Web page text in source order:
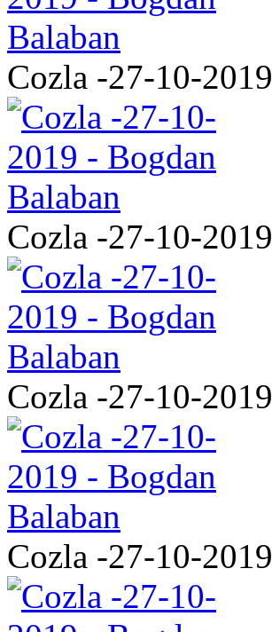
Cozla -27-10-2019
Cozla -27-10-2019
Cozla -27-10-2019
Cozla -27-10-2019